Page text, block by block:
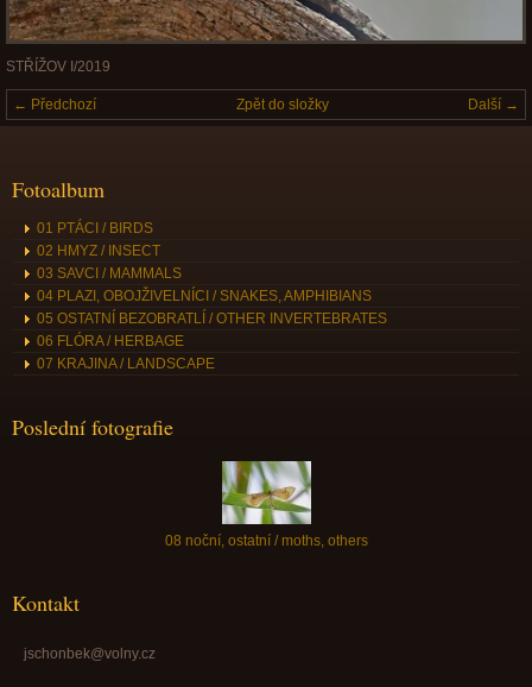
STŘÍŽOV I/2019
← Předchozí Další →
Zpět do složky
Fotoalbum
01 PTÁCI / BIRDS
02 HMYZ / INSECT
03 SAVCI / MAMMALS
04 PLAZI, OBOJŽIVELNÍCI / SNAKES, AMPHIBIANS
05 OSTATNÍ BEZOBRATLÍ / OTHER INVERTEBRATES
06 FLÓRA / HERBAGE
07 KRAJINA / LANDSCAPE
Poslední fotografie
08 noční, ostatní / moths, others
Kontakt
jschonbek@volny.cz